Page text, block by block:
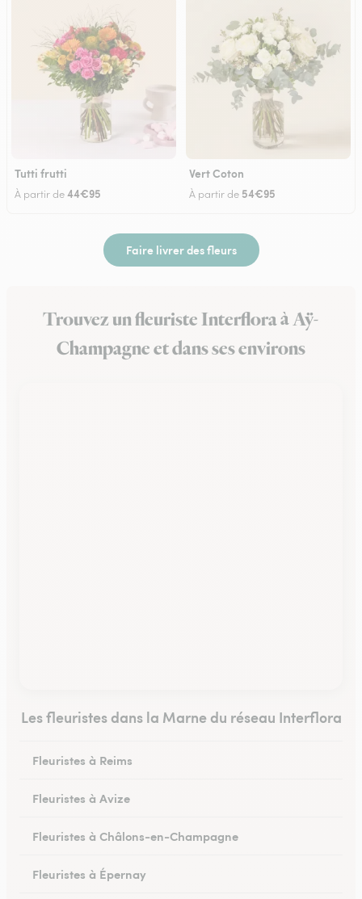
Tutti frutti
À partir de44€95
Vert Coton
À partir de 54€95
Faire livrer des fleurs
Trouvez un fleuriste Interflora à Aÿ-
Champagne et dans ses environs
Les fleuristes dans la Marne du réseau Interflora
Fleuristes à Reims
Fleuristes à Avize
Fleuristes à Châlons-en-Champagne
Fleuristes à Épernay